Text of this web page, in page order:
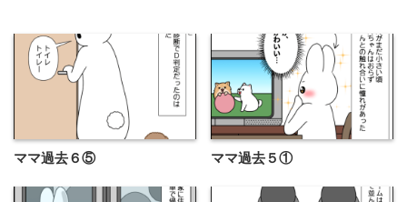
ママ過去６⑤ ママ過去５①